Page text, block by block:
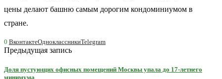
цены делают башню самым дорогим кондоминиумом в
стране.
0 ВконтактеОдноклассникиTelegram
Предыдущая запись
Доля пустующих офисных помещений Москвы упала до 17-летнего
минимума